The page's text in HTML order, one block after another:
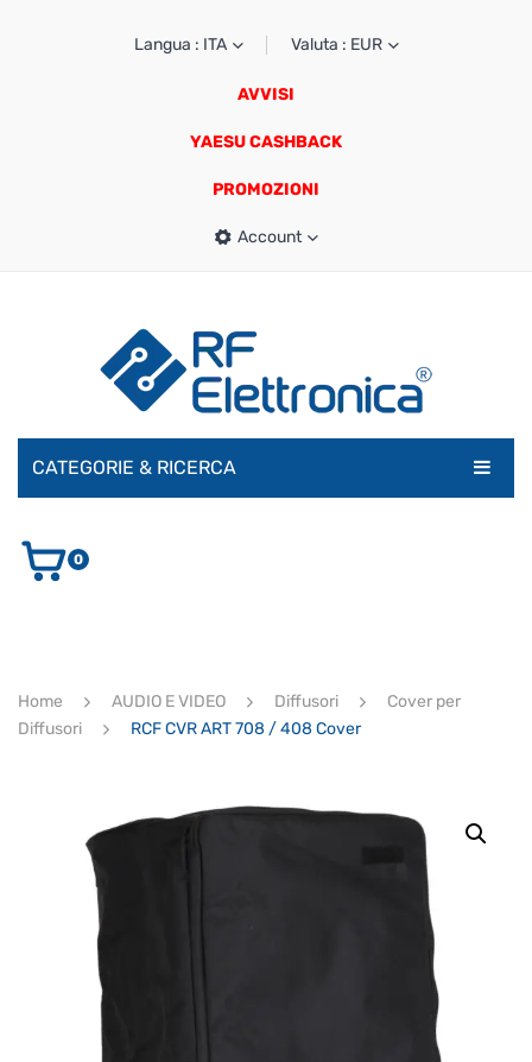
Langua : ITA Valuta : EUR
AVVISI
YAESU CASHBACK
PROMOZIONI
Account
CATEGORIE & RICERCA
AUDIO E VIDEO
ULTIMI ARRIVI
0
Home AUDIO E VIDEO Diffusori
Cover per
Diffusori
RCF CVR ART 708 / 408 Cover